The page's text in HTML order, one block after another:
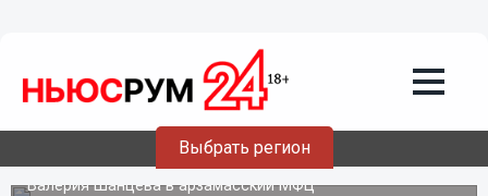
Выбрать регион
административных барьеров,
открытость и гласность, - Андрей
Депутат Законодательного собрания Нижегородской
области прокомментировал инспекционную поездку
Валерия Шанцева в арзамасский МФЦ